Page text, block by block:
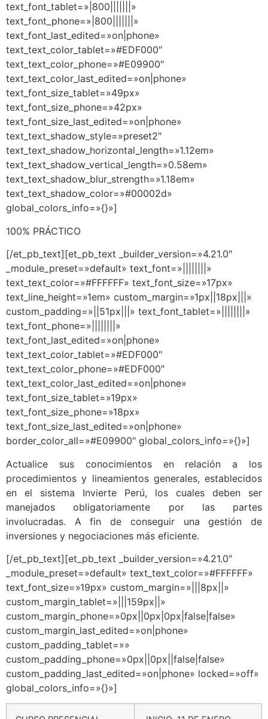
text_font_tablet=»|800|||||||»
text_font_phone=»|800|||||||»
text_font_last_edited=»on|phone»
text_text_color_tablet=»#EDF000″
text_text_color_phone=»#E09900″
text_text_color_last_edited=»on|phone»
text_font_size_tablet=»49px»
text_font_size_phone=»42px»
text_font_size_last_edited=»on|phone»
text_text_shadow_style=»preset2″
text_text_shadow_horizontal_length=»1.12em»
text_text_shadow_vertical_length=»0.58em»
text_text_shadow_blur_strength=»1.18em»
text_text_shadow_color=»#00002d»
global_colors_info=»{}»]
100% PRÁCTICO
[/et_pb_text][et_pb_text _builder_version=»4.21.0″
_module_preset=»default» text_font=»||||||||»
text_text_color=»#FFFFFF» text_font_size=»17px»
text_line_height=»1em» custom_margin=»1px||18px|||»
custom_padding=»||51px|||» text_font_tablet=»||||||||»
text_font_phone=»||||||||»
text_font_last_edited=»on|phone»
text_text_color_tablet=»#EDF000″
text_text_color_phone=»#EDF000″
text_text_color_last_edited=»on|phone»
text_font_size_tablet=»19px»
text_font_size_phone=»18px»
text_font_size_last_edited=»on|phone»
border_color_all=»#E09900″ global_colors_info=»{}»]
Actualice sus conocimientos en relación a los
procedimientos y lineamientos generales, establecidos
en el sistema Invierte Perú, los cuales deben ser
manejados obligatoriamente por las partes
involucradas. A fin de conseguir una gestión de
inversiones y negociaciones más eficiente.
[/et_pb_text][et_pb_text _builder_version=»4.21.0″
_module_preset=»default» text_text_color=»#FFFFFF»
text_font_size=»19px» custom_margin=»|||8px||»
custom_margin_tablet=»|||159px||»
custom_margin_phone=»0px||0px|0px|false|false»
custom_margin_last_edited=»on|phone»
custom_padding_tablet=»»
custom_padding_phone=»0px||0px||false|false»
custom_padding_last_edited=»on|phone» locked=»off»
global_colors_info=»{}»]